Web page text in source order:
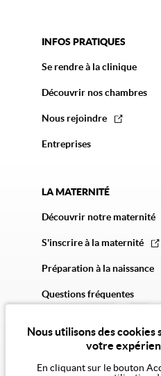
Nous utilisons des
votre
En cliquant sur le bouton
INFOS PRATIQUES
Se rendre à la clinique
Découvrir nos chambres
Nous rejoindre
Entreprises
LA MATERNITÉ
Découvrir notre maternité
S'inscrire à la maternité
Préparation à la naissance
Questions fréquentes